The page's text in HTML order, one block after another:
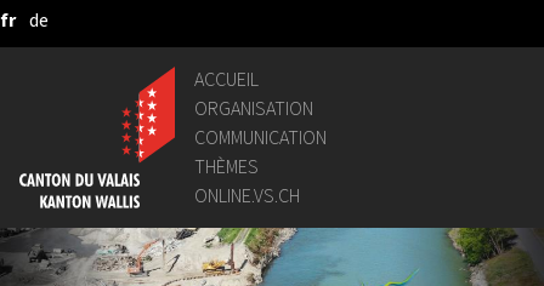
Saut au contenu principal
fr de
ACCUEIL
ORGANISATION
COMMUNICATION
THÈMES
ONLINE.VS.CH